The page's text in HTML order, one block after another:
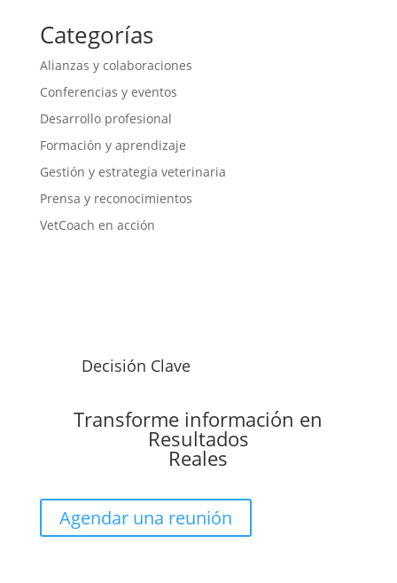
Categorías
Alianzas y colaboraciones
Conferencias y eventos
Desarrollo profesional
Formación y aprendizaje
Gestión y estrategia veterinaria
Prensa y reconocimientos
VetCoach en acción
Decisión Clave
Transforme información en
Resultados
Reales
Agendar una reunión